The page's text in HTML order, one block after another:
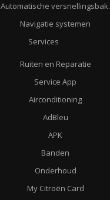
Automatische versnellingsbak.
Navigatie systemen
Services
Ruiten en Reparatie
Service App
Airconditioning
AdBleu
APK
Banden
Onderhoud
My Citroën Card